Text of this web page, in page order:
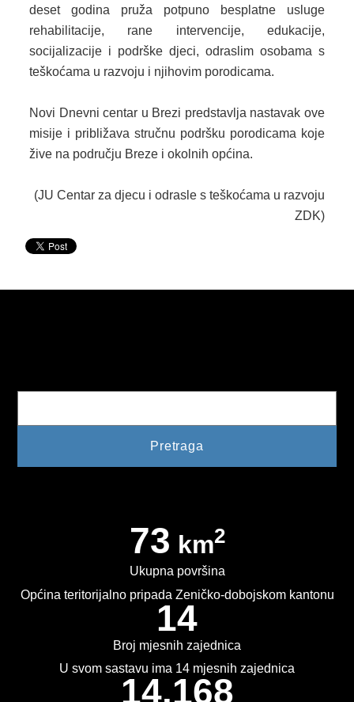
deset godina pruža potpuno besplatne usluge
rehabilitacije, rane intervencije, edukacije,
socijalizacije i podrške djeci, odraslim osobama s
teškoćama u razvoju i njihovim porodicama.
Novi Dnevni centar u Brezi predstavlja nastavak ove
misije i približava stručnu podršku porodicama koje
žive na području Breze i okolnih općina.
(JU Centar za djecu i odrasle s teškoćama u razvoju
ZDK)
73 km2
Ukupna površina
Općina teritorijalno pripada Zeničko-dobojskom kantonu
14
Broj mjesnih zajednica
U svom sastavu ima 14 mjesnih zajednica
14.168
KONKURSI
OBAVJEŠTENJA
JAVNI POZIVI
NAJAVA DOGAĐAJA
INFO
OIK